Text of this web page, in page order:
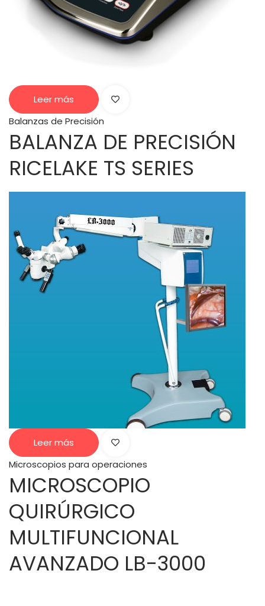
Leer más
Balanzas de Precisión
BALANZA DE PRECISIÓN
RICELAKE TS SERIES
Leer más
Microscopios para operaciones
MICROSCOPIO
QUIRÚRGICO
MULTIFUNCIONAL
AVANZADO LB-3000